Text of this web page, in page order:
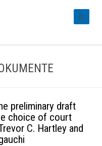
preliminary draft
choice of court
C. Hartley and